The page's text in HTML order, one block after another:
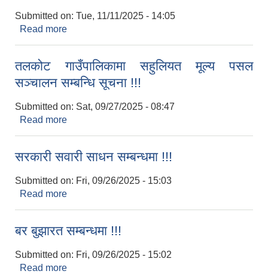
Submitted on: Tue, 11/11/2025 - 14:05
Read more
तलकोट गाउँपालिकामा सहुलियत मूल्य पसल
सञ्चालन सम्बन्धि सूचना !!!
Submitted on: Sat, 09/27/2025 - 08:47
Read more
सरकारी सवारी साधन सम्बन्धमा !!!
Submitted on: Fri, 09/26/2025 - 15:03
Read more
बर बुझारत सम्बन्धमा !!!
Submitted on: Fri, 09/26/2025 - 15:02
Read more